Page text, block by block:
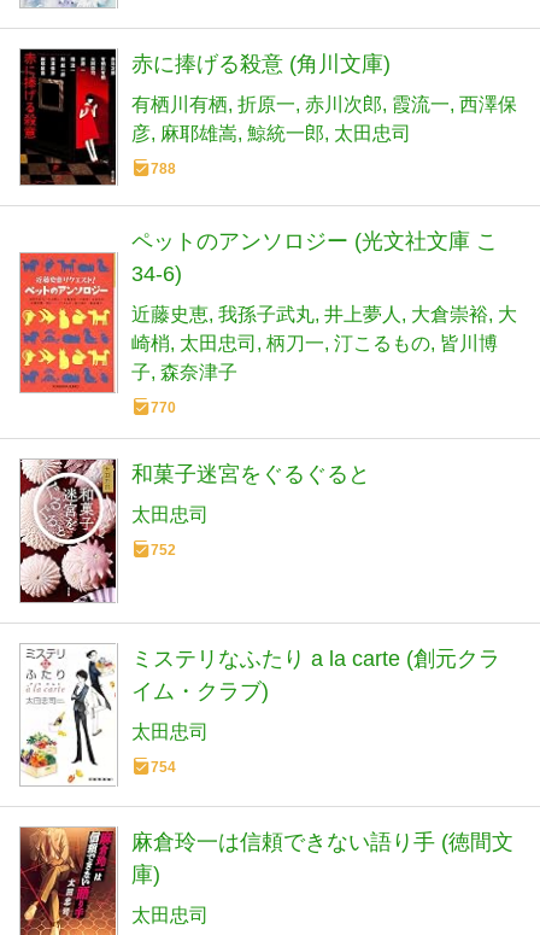
赤に捧げる殺意 (角川文庫)
有栖川有栖 折原一 赤川次郎 霞流一 西澤保
彦 麻耶雄嵩 鯨統一郎 太田忠司
788
ペットのアンソロジー (光文社文庫 こ
34-6)
近藤史恵 我孫子武丸 井上夢人 大倉崇裕 大
崎梢 太田忠司 柄刀一 汀こるもの 皆川博
子 森奈津子
770
和菓子迷宮をぐるぐると
太田忠司
752
ミステリなふたり a la carte (創元クラ
イム・クラブ)
太田忠司
754
麻倉玲一は信頼できない語り手 (徳間文
庫)
太田忠司